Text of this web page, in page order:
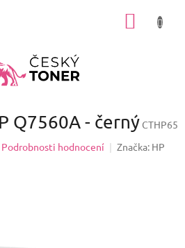
Q7560A - černý CTHP65
Podrobnosti hodnocení Značka: HP